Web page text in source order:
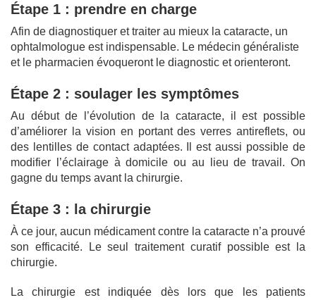
Étape 1 : prendre en charge
Afin de diagnostiquer et traiter au mieux la cataracte, un
ophtalmologue est indispensable. Le médecin généraliste
et le pharmacien évoqueront le diagnostic et orienteront.
Étape 2 : soulager les symptômes
Au début de l’évolution de la cataracte, il est possible
d’améliorer la vision en portant des verres antireflets, ou
des lentilles de contact adaptées. Il est aussi possible de
modifier l’éclairage à domicile ou au lieu de travail. On
gagne du temps avant la chirurgie.
Étape 3 : la chirurgie
À ce jour, aucun médicament contre la cataracte n’a prouvé
son efficacité. Le seul traitement curatif possible est la
chirurgie.
La chirurgie est indiquée dès lors que les patients